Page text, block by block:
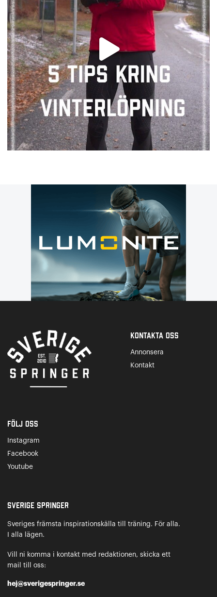
Kontakta Oss
Annonsera
Kontakt
Följ oss
Instagram
Facebook
Youtube
Sverige Springer
Sveriges främsta inspirationskälla till träning. För alla.
I alla lägen.
Vill ni komma i kontakt med redaktionen, skicka ett
mail till oss:
hej@sverigespringer.se